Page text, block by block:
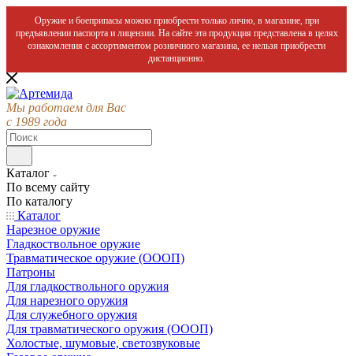
Оружие и боеприпасы можно приобрести только лично, в магазине, при
предъявлении паспорта и лицензии. На сайте эта продукция представлена в целях
ознакомления с ассортиментом розничного магазина, ее нельзя приобрести
дистанционно.
Мы работаем для Вас
с 1989 года
Каталог
По всему сайту
По каталогу
Каталог
Нарезное оружие
Гладкоствольное оружие
Травматическое оружие (ОООП)
Патроны
Для гладкоствольного оружия
Для нарезного оружия
Для служебного оружия
Для травматического оружия (ОООП)
Холостые, шумовые, светозвуковые